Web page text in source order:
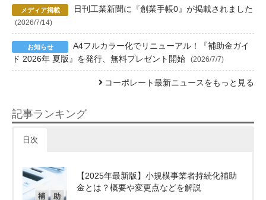
日刊工業新聞に『創業手帳0』が掲載されました
(2026/7/14)
A4フルカラー化でリニューアル！『補助金ガイ
ド 2026年 夏版』を発行、無料プレゼント開始
(2026/7/7)
コーポレート最新ニュースをもっと見る
記事ランキング
日次
【2025年最新版】小規模事業者持続化補助
金とは？概要や変更点などを解説